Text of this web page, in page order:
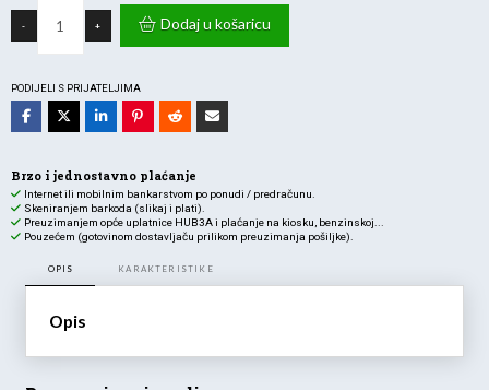
-
3CCT
630lm
ugradbena
crna
+ Dodaj u košaricu
PODIJELI S PRIJATELJIMA
Brzo i jednostavno plaćanje
Internet ili mobilnim bankarstvom po ponudi / predračunu.
Skeniranjem barkoda (slikaj i plati).
Preuzimanjem opće uplatnice HUB3A i plaćanje na kiosku, benzinskoj...
Pouzećem (gotovinom dostavljaču prilikom preuzimanja pošiljke).
OPIS KARAKTERISTIKE
Opis